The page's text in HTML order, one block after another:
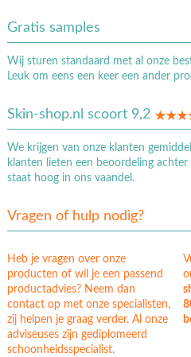
Gratis samples
Wij sturen standaard met al onze
Leuk om eens een keer een ander
Skin-shop.nl scoort 9,2
We krijgen van onze klanten
klanten lieten een beoordeling
staat hoog in ons vaandel.
Vragen of hulp nodig?
Heb je vragen over onze
producten of wil je een passend
productadvies? Neem dan
contact op met onze specialisten,
zij helpen je graag verder. Al onze
adviseuses zijn gediplomeerd
schoonheidsspecialist.